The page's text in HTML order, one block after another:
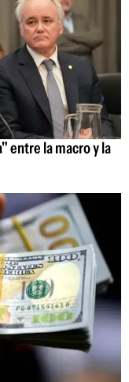
entre la macro y la